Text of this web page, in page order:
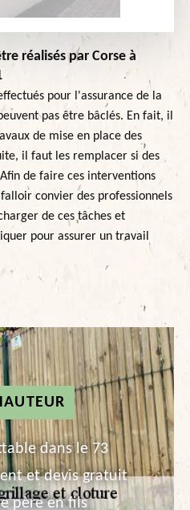
dans le 73
et devis gratuit
père en fils
réalisés par Corse à
pour l'assurance de la
pas être bâclés. En fait, il
de mise en place des
il faut les remplacer si des
de faire ces interventions
convier des professionnels
de ces tâches et
pour assurer un travail